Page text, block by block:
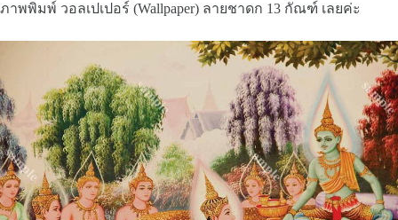
ภาพพิมพ์ วอลเปเปอร์ (Wallpaper) ลายชาดก 13 กัณฑ์ เลยค่ะ